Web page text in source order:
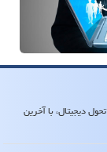
دیجیتال، با آخرین